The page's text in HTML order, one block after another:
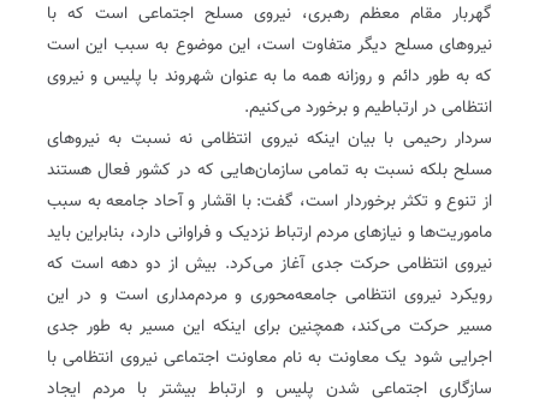
گهربار مقام معظم رهبری، نیروی مسلح اجتماعی است که با
نیروهای مسلح دیگر متفاوت است، این موضوع به سبب این است
که به طور دائم و روزانه همه ما به عنوان شهروند با پلیس و نیروی
انتظامی در ارتباطیم و برخورد می‌کنیم.
سردار رحیمی با بیان اینکه نیروی انتظامی نه نسبت به نیروهای
مسلح بلکه نسبت به تمامی سازمان‌هایی که در کشور فعال هستند
از تنوع و تکثر برخوردار است، گفت: با اقشار و آحاد جامعه به سبب
ماموریت‌ها و نیازهای مردم ارتباط نزدیک و فراوانی دارد، بنابراین باید
نیروی انتظامی حرکت جدی آغاز می‌کرد. بیش از دو دهه است که
رویکرد نیروی انتظامی جامعه‌محوری و مردم‌مداری است و در این
مسیر حرکت می‌کند، همچنین برای اینکه این مسیر به طور جدی
اجرایی شود یک معاونت به نام معاونت اجتماعی نیروی انتظامی با
سازگاری اجتماعی شدن پلیس و ارتباط بیشتر با مردم ایجاد